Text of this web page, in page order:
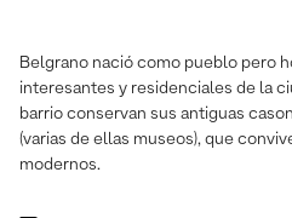
Belgrano nació como pueblo pero
interesantes y residenciales de la
barrio conservan sus antiguas
(varias de ellas museos), que
modernos.